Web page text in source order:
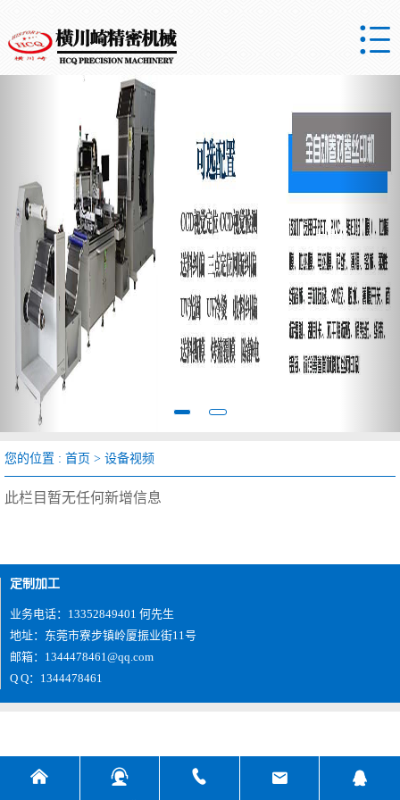

    
您的位置 : 首页 > 设备视频
此栏目暂无任何新增信息
定制加工
业务电话：13352849401 何先生
地址：东莞市寮步镇岭厦振业街11号
邮箱：1344478461@qq.com
Q Q：1344478461